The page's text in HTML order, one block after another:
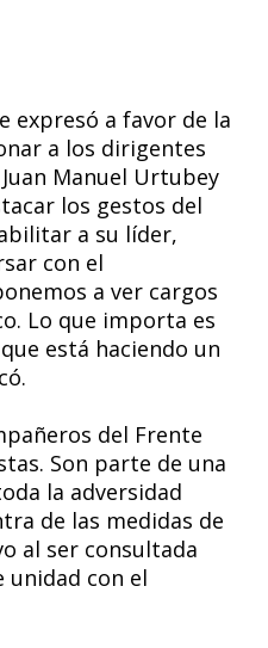
expresó a favor de la
a los dirigentes
Manuel Urtubey
los gestos del
a su líder,
con el
a ver cargos
Lo que importa es
está haciendo un
del Frente
Son parte de una
la adversidad
de las medidas de
al ser consultada
unidad con el